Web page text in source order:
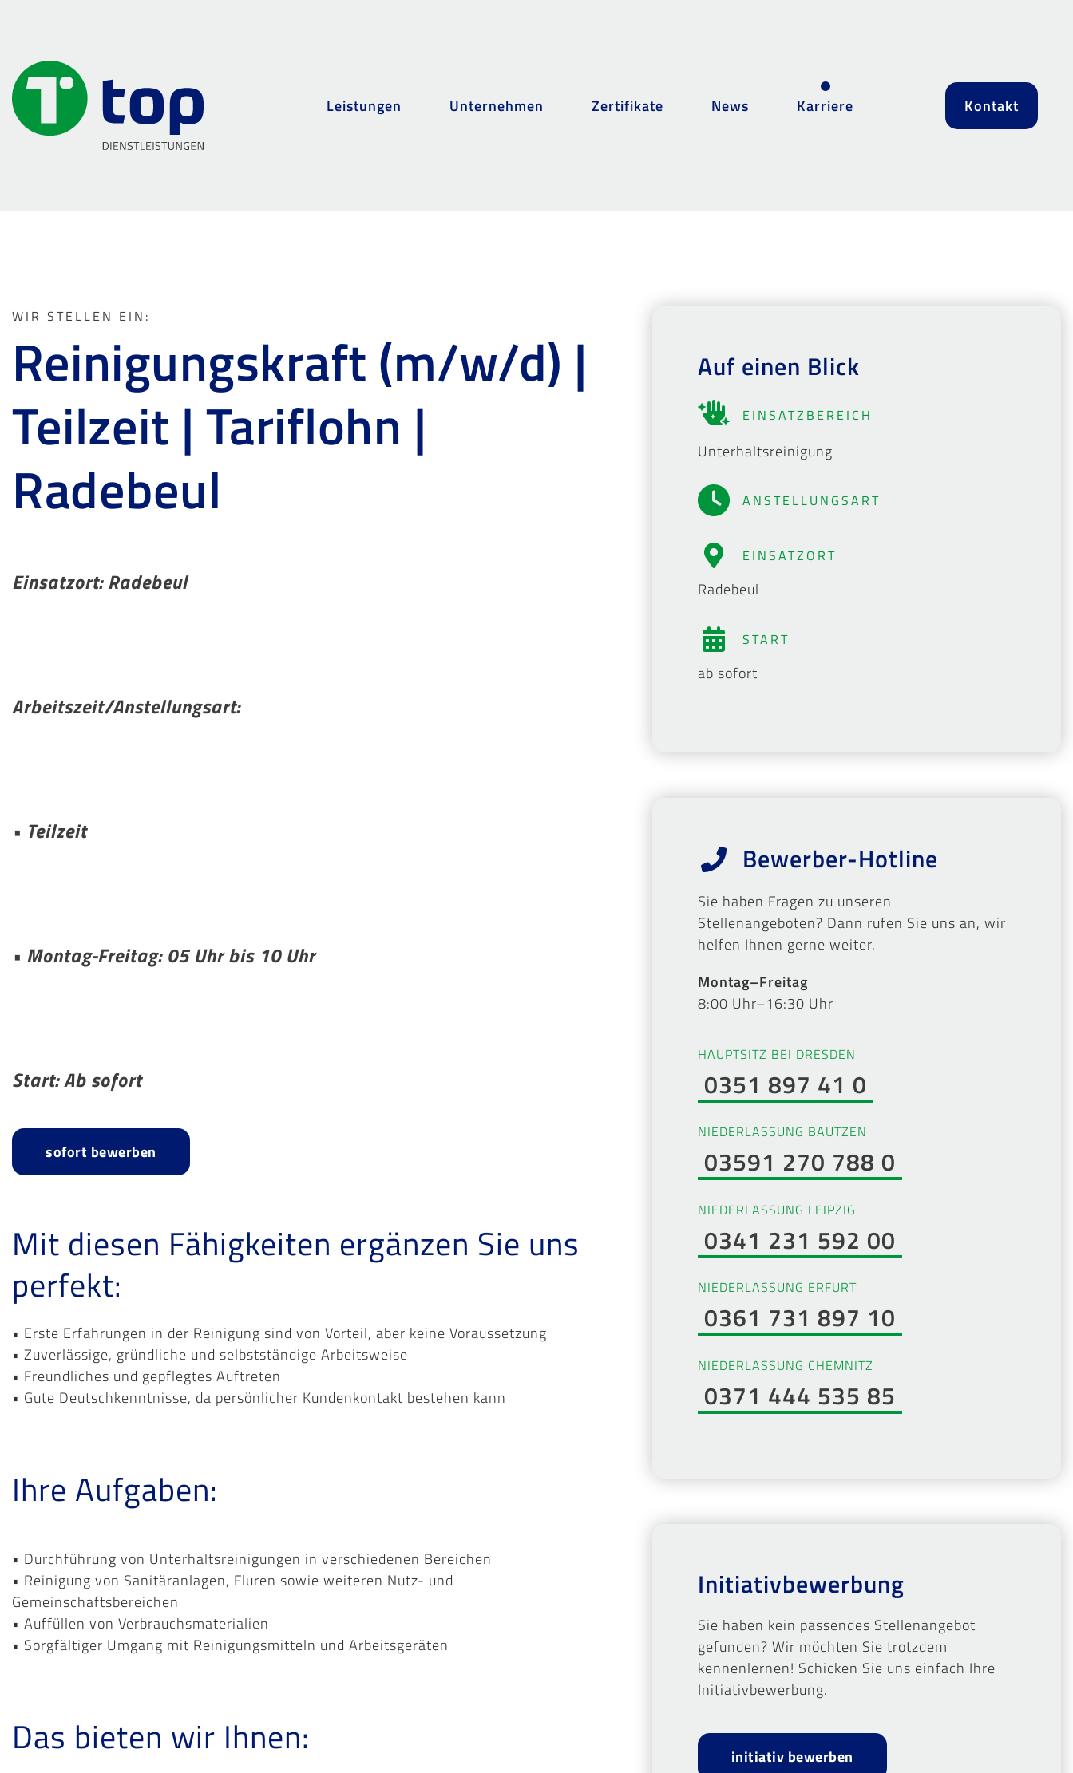
Leistungen Unternehmen Zertifikate News Karriere Kontakt
WIR STELLEN EIN:
Reinigungskraft (m/w/d) |
Teilzeit | Tariflohn |
Radebeul
Einsatzort: Radebeul
Arbeitszeit/Anstellungsart:
• Teilzeit
• Montag-Freitag: 05 Uhr bis 10 Uhr
Start: Ab sofort
sofort bewerben
Mit diesen Fähigkeiten ergänzen Sie uns
perfekt:
• Erste Erfahrungen in der Reinigung sind von Vorteil, aber keine Voraussetzung
• Zuverlässige, gründliche und selbstständige Arbeitsweise
• Freundliches und gepflegtes Auftreten
• Gute Deutschkenntnisse, da persönlicher Kundenkontakt bestehen kann
Ihre Aufgaben:
• Durchführung von Unterhaltsreinigungen in verschiedenen Bereichen
• Reinigung von Sanitäranlagen, Fluren sowie weiteren Nutz- und
Gemeinschaftsbereichen
• Auffüllen von Verbrauchsmaterialien
• Sorgfältiger Umgang mit Reinigungsmitteln und Arbeitsgeräten
Das bieten wir Ihnen:
Auf einen Blick
EINSATZBEREICH
Unterhaltsreinigung
ANSTELLUNGSART
EINSATZORT
Radebeul
START
ab sofort
Bewerber-Hotline
Sie haben Fragen zu unseren
Stellenangeboten? Dann rufen Sie uns an, wir
helfen Ihnen gerne weiter.
Montag–Freitag
8:00 Uhr–16:30 Uhr
HAUPTSITZ BEI DRESDEN
0351 897 41 0
NIEDERLASSUNG BAUTZEN
03591 270 788 0
NIEDERLASSUNG LEIPZIG
0341 231 592 00
NIEDERLASSUNG ERFURT
0361 731 897 10
NIEDERLASSUNG CHEMNITZ
0371 444 535 85
Initiativbewerbung
Sie haben kein passendes Stellenangebot
gefunden? Wir möchten Sie trotzdem
kennenlernen! Schicken Sie uns einfach Ihre
Initiativbewerbung.
initiativ bewerben